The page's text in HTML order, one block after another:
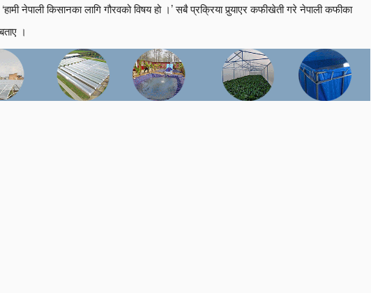
नेपाली किसानका लागि गौरवको विषय हो ।’ सबै प्रक्रिया पुर्‍याएर कफीखेती गरे नेपाली कफीका
।